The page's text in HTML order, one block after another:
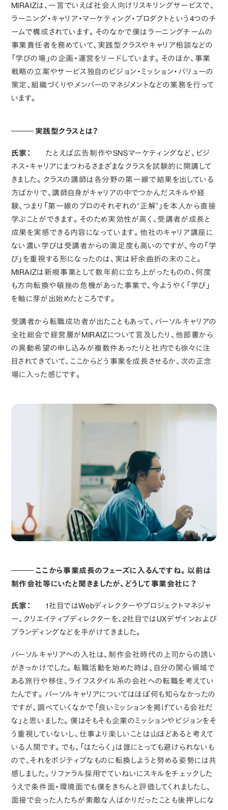
MIRAIZは、一言でいえば社会人向けリスキリングサービスで、
ラーニング・キャリア・マーケティング・プロダクトという4つのチ
ームで構成されています。そのなかで僕はラーニングチームの
事業責任者を務めていて、実践型クラスやキャリア相談などの
「学びの場」の企画・運営をリードしています。そのほか、事業
戦略の立案やサービス独自のビジョン・ミッション・バリューの
策定、組織づくりやメンバーのマネジメントなどの業務を行って
います。
実践型クラスとは？
氏家：
たとえば広告制作やSNSマーケティングなど、ビジ
ネス・キャリアにまつわるさまざまなクラスを試験的に開講して
きました。クラスの講師は各分野の第一線で結果を出している
方ばかりで、講師自身がキャリアの中でつかんだスキルや経
験、つまり「第一線のプロのそれぞれの“正解”」を本人から直接
学ぶことができます。そのため実効性が高く、受講者が成長と
成果を実感できる内容になっています。他社のキャリア講座に
ない濃い学びは受講者からの満足度も高いのですが、今の「学
び」を重視する形になったのは、実は紆余曲折の末のこと。
MIRAIZは新規事業として数年前に立ち上がったものの、何度
も方向転換や頓挫の危機があった事業で、今ようやく「学び」
を軸に芽が出始めたところです。
受講者から転職成功者が出たこともあって、パーソルキャリアの
全社総会で経営層がMIRAIZについて言及したり、他部書から
の異動希望の申し込みが複数件あったりと社内でも徐々に注
目されてきていて、ここからどう事業を成長させるか、次の正念
場に入った感じです。
ここから事業成長のフェーズに入るんですね。以前は
制作会社等にいたと聞きましたが、どうして事業会社に？
氏家：
1社目ではWebディレクターやプロジェクトマネジャ
ー、クリエイティブディレクターを、2社目ではUXデザインおよび
ブランディングなどを手がけてきました。
パーソルキャリアへの入社は、制作会社時代の上司からの誘い
がきっかけでした。転職活動を始めた時は、自分の関心領域で
ある旅行や移住、ライフスタイル系の会社への転職を考えてい
たんです。パーソルキャリアについてはほぼ何も知らなかったの
ですが、調べていくなかで「良いミッションを掲げている会社だ
な」と思いました。僕はそもそも企業のミッションやビジョンをそ
う重視していないし、仕事より楽しいことは山ほどあると考えて
いる人間です。でも、「はたらく」は誰にとっても避けられないも
ので、それをポジティブなものに転換しようと努める姿勢には共
感しました。リファラル採用でていねいにスキルをチェックした
うえで条件面・環境面でも僕をきちんと評価してくれましたし、
面接で会った人たちが素敵な人ばかりだったことも後押しにな